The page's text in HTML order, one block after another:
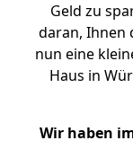
Geld zu
daran, Ihnen
nun eine
Haus in
Wir haben